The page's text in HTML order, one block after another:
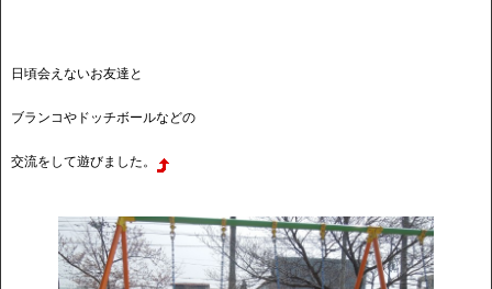
日頃会えないお友達と
ブランコやドッチボールなどの
交流をして遊びました。